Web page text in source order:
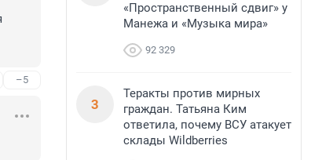
–5
«Пространственный сдвиг» у
Манежа и «Музыка мира»
92 329
3
Теракты против мирных
граждан. Татьяна Ким
ответила, почему ВСУ атакует
склады Wildberries